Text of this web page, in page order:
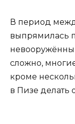
В период
выпрямилась
сложно,
кроме
в Пизе делать